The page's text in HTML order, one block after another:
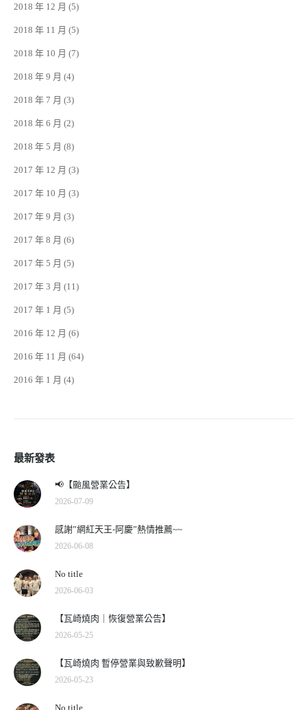
2018 年 12 月 (5)
2018 年 11 月 (5)
2018 年 10 月 (7)
2018 年 9 月 (4)
2018 年 7 月 (3)
2018 年 6 月 (2)
2018 年 5 月 (8)
2017 年 12 月 (3)
2017 年 10 月 (3)
2017 年 9 月 (3)
2017 年 8 月 (6)
2017 年 5 月 (5)
2017 年 3 月 (11)
2017 年 1 月 (5)
2016 年 12 月 (6)
2016 年 11 月 (64)
2016 年 1 月 (4)
最新發表
📢【颱風營業公告】
2026-07-09
感謝”網紅天王-阿慶”熱情推薦~~
2026-06-08
No title
2026-06-03
【瓦崎燒肉｜恢復營業公告】
2026-05-25
【瓦崎燒肉 暫停營業與致歉聲明】
2026-05-23
No title